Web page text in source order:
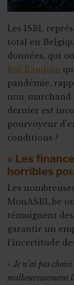
Les ISBL
total en
données, qui
Roi Baudoin
pandémie,
non-marchand
dernier est
pourvoyeur
conditions ?
« Les
horribles
Les
MonASBL.be
témoignent
garantir un
l’incertitude
« Je n’ai pas
malheureusement